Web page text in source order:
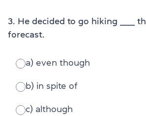
3. He decided to go hiking ______
forecast.
a) even though
b) in spite of
c) although